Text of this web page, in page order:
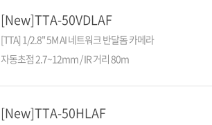
[New]TTA-50VDLAF
[TTA] 1/2.8" 5M AI 네트워크 반달돔 카메라
자동초점 2.7~12mm / IR 거리 80m
[New]TTA-50HLAF